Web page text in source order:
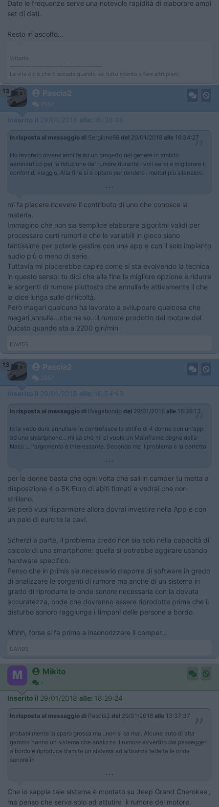
Date le frequenze serve una notevole rapidità di elaborare ampi
set di dati.
Resto in ascolto...
Vittorio
--------------------------------------
La vita è ciò che ti accade quando sei tutto intento a fare altri piani.
13 Pascia2
2557
Inserito il 29/01/2018 alle: 16:38:48
In risposta al messaggio di Sergione66 del 29/01/2018 alle 16:34:27
Ho lavorato diversi anni fa ad un progetto del genere in ambito
aeronautico per la riduzione del rumore durante i voli aerei e migliorare il
confort di viaggio. Alla fine si è optato per rendere i motori più silenziosi.
...
mi fa piacere ricevere il contributo di uno che conosce la
materia.
Immagino che non sia semplice elaborare algoritmi validi per
processare certi rumori e che le variabili in gioco siano
tantissime per poterle gestire con una app e con il solo impianto
audio più o meno di serie.
Tuttavia mi piacerebbe capire come si sta evolvendo la tecnica
in questo senso: tu dici che alla fine la migliore opzione è ridurre
le sorgenti di rumore piuttosto che annullarle attivamente il che
la dice lunga sulle difficoltà.
Però magari qualcuno ha lavorato a sviluppare qualcosa che
magari annulla...che ne so...il rumore prodotto dal motore del
Ducato quando sta a 2200 giri/min
DAVIDE
13 Pascia2
2557
Inserito il 29/01/2018 alle: 16:54:40
In risposta al messaggio di IlVagabondo del 29/01/2018 alle 16:36:13
Io la vedo dura annullare in controfasce lo strillìo di 4 donne con un'app
ed uno smartphone... mi sa che mi ci vuole un Mainframe degno della
Nasa ... l'argomento è interessante. Secondo me il problema è la corretta
...
per le donne basta che ogni volta che sali in camper tu metta a
disposizione 4 o 5K Euro di abiti firmati e vedrai che non
strillano.
Se però vuoi risparmiare allora dovrai investire nella App e con
un paio di euro te la cavi.
Scherzi a parte, il problema credo non sia solo nella capacità di
calcolo di uno smartphone: quella si potrebbe aggirare usando
hardware specifico.
Penso che in primis sia necessario disporre di software in grado
di analizzare le sorgenti di rumore ma anche di un sistema in
grado di riprodurre le onde sonore necessaria con la dovuta
accuratezza, onde che dovranno essere riprodotte prima che il
disturbo sonoro raggiunga i timpani delle persone a bordo.
Mhhh, forse si fa prima a insonorizzare il camper...
DAVIDE
Mikito
-
Inserito il 29/01/2018 alle: 18:29:24
In risposta al messaggio di Pascia2 del 29/01/2018 alle 13:37:37
probabilmente la sparo grossa ma...non si sa mai. Alcune auto di alta
gamma hanno un sistema che analizza il rumore avvertito dai passeggeri
a bordo e riproduce tramite un sistema ad altissima fedeltà le onde
sonore in
...
Che io sappia tale sistema è montato su 'Jeep Grand Cherokee',
ma penso che serva solo ad attutire il rumore del motore.